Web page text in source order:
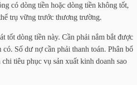
có dòng tiền hoặc dòng tiền không tốt,
trụ vững trước thương trường.
tốt dòng tiền này. Cần phải nắm bắt được
Số dư nợ cần phải thanh toán. Phân bổ
chi tiêu phục vụ sản xuất kinh doanh sao